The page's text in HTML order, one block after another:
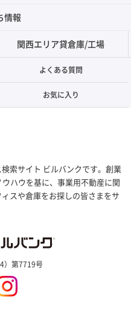
情報
関西エリア貸倉庫/工場
よくある質問
お気に入り
索サイト ビルバンクです。創業
ハウを基に、事業用不動産に関
スや倉庫をお探しの皆さまをサ
）第7719号